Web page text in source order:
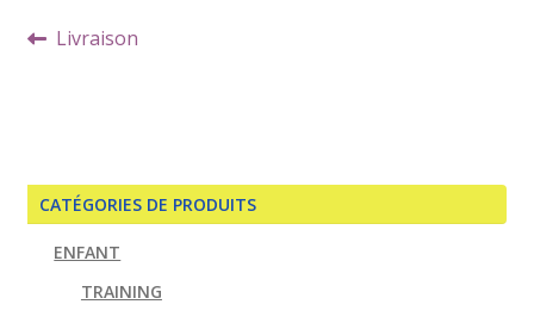
Navigation
Article
Livraison
CATÉGORIES DE PRODUITS
ENFANT
TRAINING